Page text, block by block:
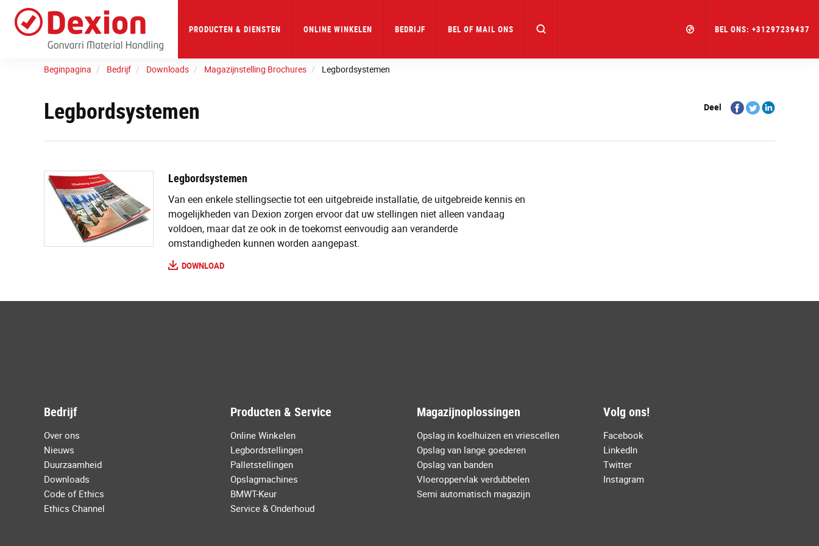
main
PRODUCTEN & DIENSTEN ONLINE WINKELEN BEDRIJF BEL OF MAIL ONS BEL ONS: +31297239437
Beginpagina Bedrijf Downloads Magazijnstelling Brochures Legbordsystemen
Legbordsystemen Deel
Share
on
Share
on
Share
Legbordsystemen
Van een enkele stellingsectie tot een uitgebreide installatie, de uitgebreide kennis en
mogelijkheden van Dexion zorgen ervoor dat uw stellingen niet alleen vandaag
voldoen, maar dat ze ook in de toekomst eenvoudig aan veranderde
omstandigheden kunnen worden aangepast.
DOWNLOAD
Bedrijf
Over ons
Nieuws
Duurzaamheid
Downloads
Code of Ethics
Ethics Channel
Producten & Service
Online Winkelen
Legbordstellingen
Palletstellingen
Opslagmachines
BMWT-Keur
Service & Onderhoud
Magazijnoplossingen
Opslag in koelhuizen en vriescellen
Opslag van lange goederen
Opslag van banden
Vloeroppervlak verdubbelen
Semi automatisch magazijn
Volg ons!
Facebook
LinkedIn
Twitter
Instagram